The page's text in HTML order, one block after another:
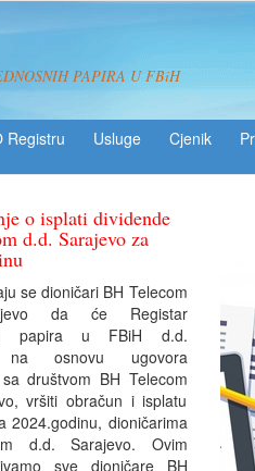
PAPIRA U FBiH
Registru Usluge
o isplati dividende
d.d. Sarajevo za
se dioničari BH Telecom
da će Registar
papira u FBiH d.d.
na osnovu ugovora
društvom BH Telecom
vršiti obračun i isplatu
2024.godinu, dioničarima
d.d. Sarajevo. Ovim
sve dioničare BH